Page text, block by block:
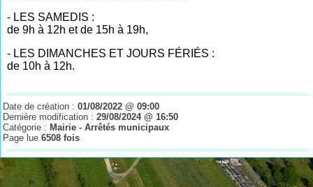
- LES SAMEDIS :
de 9h à 12h et de 15h à 19h,
- LES DIMANCHES ET JOURS FÉRIÉS :
de 10h à 12h.
Date de création :01/08/2022 @ 09:00
Dernière modification :29/08/2024 @ 16:50
Catégorie : Mairie - Arrêtés municipaux
Page lue6508 fois